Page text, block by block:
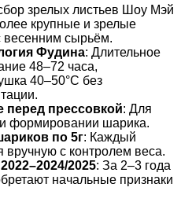
зрелых листьев Шоу Мэй
крупные и зрелые
весенним сырьём.
Фудина: Длительное
48–72 часа,
40–50°C без
перед прессовкой: Для
формировании шарика.
по 5г: Каждый
вручную с контролем веса.
2025: За 2–3 года
начальные признаки